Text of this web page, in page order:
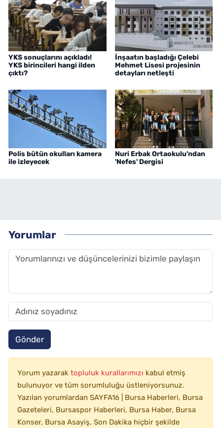
YKS sonuçlarını açıkladı!
YKS birincileri hangi ilden
çıktı?
İnşaatın başladığı Çelebi
Mehmet Lisesi projesinin
detayları netleşti
Polis bütün okulları kamera
ile izleyecek
Nuri Erbak Ortaokulu'ndan
'Nefes' Dergisi
Yorumlar
Gönder
Yorum yazarak topluluk kurallarımızı kabul etmiş
bulunuyor ve tüm sorumluluğu üstleniyorsunuz.
Yazılan yorumlardan SAYFA16 | Bursa Haberleri, Bursa
Gazeteleri, Bursaspor Haberleri, Bursa Haber, Bursa
Konser, Bursa Asayiş, Son Dakika hiçbir şekilde